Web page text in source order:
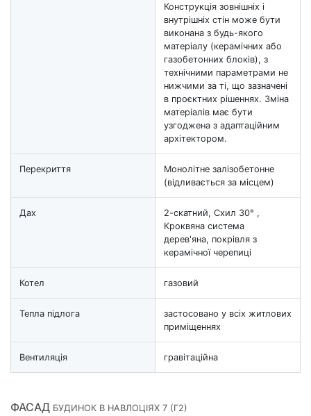
Конструкція зовнішніх і
внутрішніх стін може бути
виконана з будь-якого
матеріалу (керамічних або
газобетонних блоків), з
технічними параметрами не
нижчими за ті, що зазначені
в проєктних рішеннях. Зміна
матеріалів має бути
узгоджена з адаптаційним
архітектором.
Перекриття
Монолітне залізобетонне
(відливається за місцем)
Дах
2-скатний, Схил 30° ,
Кроквяна система
дерев'яна, покрівля з
керамічної черепиці
Котел газовий
Тепла підлога
застосовано у всіх житлових
приміщеннях
Вентиляція гравітаційна
ФАСАД БУДИНОК В НАВЛОЦІЯХ 7 (Г2)